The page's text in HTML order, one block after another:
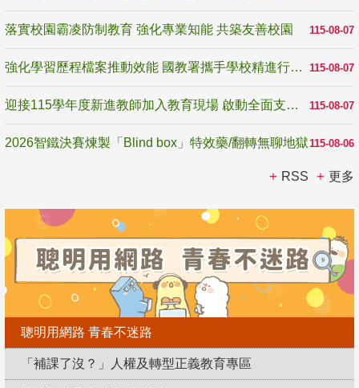
115-08-07
落實校園霸凌防制教育 強化專業知能 共築友善校園
115-08-07
強化學習歷程檔案推動效能 國教署攜手學校精進行政與教學支持
115-08-07
迎接115學年度新進教師加入教育現場 啟動全面支持陪伴
115-08-06
2026智鐵決賽煉製「Blind box」特效藥/翻轉無聊地獄
RSS 更多
聰明用網路 青春不迷路
「補課了沒？」人權及轉型正義教育專區